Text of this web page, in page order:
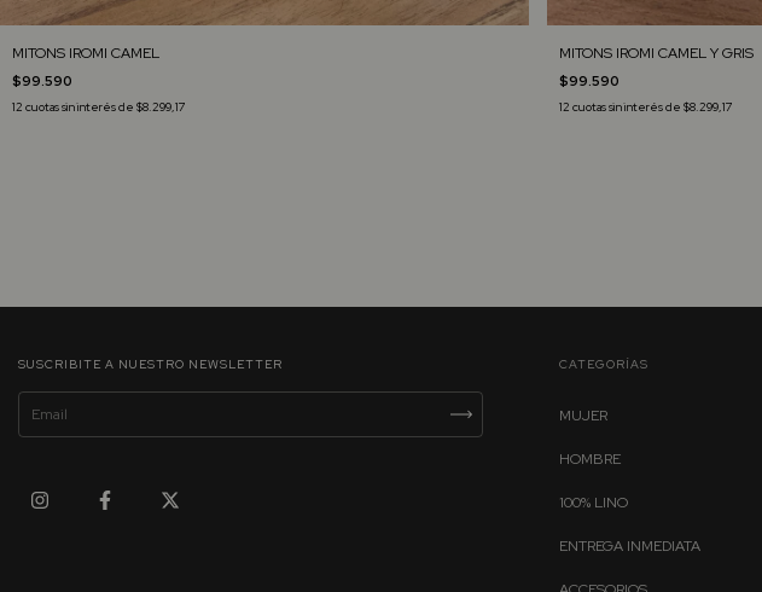
MITONS IROMI CAMEL
$99.590
12 cuotas sin interés de $8.299,17
MITONS IROMI CAMEL Y GRIS
$99.590
12 cuotas sin interés de $8.299,17
SUSCRIBITE A NUESTRO NEWSLETTER CATEGORÍAS
MUJER
HOMBRE
100% LINO
ENTREGA INMEDIATA